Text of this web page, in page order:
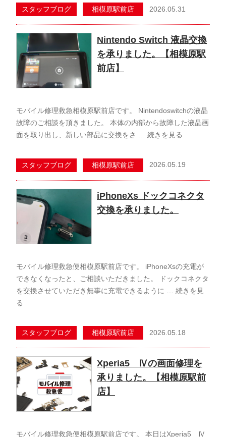
スタッフブログ 相模原駅前店 2026.05.31
Nintendo Switch 液晶交換
を承りました。【相模原駅
前店】
モバイル修理救急相模原駅前店です。 Nintendoswitchの液晶
故障のご相談を頂きました。 本体の内部から故障した液晶画
面を取り出し、新しい部品に交換をさ … 続きを見る
スタッフブログ 相模原駅前店 2026.05.19
iPhoneXs ドックコネクタ
交換を承りました。
モバイル修理救急便相模原駅前店です。 iPhoneXsの充電が
できなくなったと、ご相談いただきました。 ドックコネクタ
を交換させていただき無事に充電できるように … 続きを見
る
スタッフブログ 相模原駅前店 2026.05.18
Xperia5 Ⅳの画面修理を
承りました。【相模原駅前
店】
モバイル修理救急便相模原駅前店です。 本日はXperia5 Ⅳ